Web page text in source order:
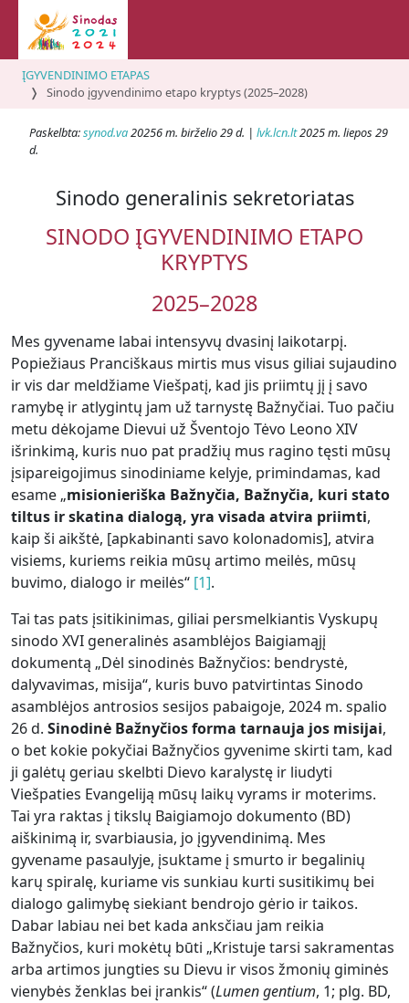
ĮGYVENDINIMO ETAPAS
Sinodo įgyvendinimo etapo kryptys (2025–2028)
Paskelbta:synod.va20256 m. birželio 29 d. | lvk.lcn.lt2025 m. liepos 29
d.
Sinodo generalinis sekretoriatas
SINODO ĮGYVENDINIMO ETAPO
KRYPTYS
2025–2028
Mes gyvename labai intensyvų dvasinį laikotarpį.
Popiežiaus Pranciškaus mirtis mus visus giliai sujaudino
ir vis dar meldžiame Viešpatį, kad jis priimtų jį į savo
ramybę ir atlygintų jam už tarnystę Bažnyčiai. Tuo pačiu
metu dėkojame Dievui už Šventojo Tėvo Leono XIV
išrinkimą, kuris nuo pat pradžių mus ragino tęsti mūsų
įsipareigojimus sinodiniame kelyje, primindamas, kad
esame „misionieriška Bažnyčia, Bažnyčia, kuri stato
tiltus ir skatina dialogą, yra visada atvira priimti,
kaip ši aikštė, [apkabinanti savo kolonadomis], atvira
visiems, kuriems reikia mūsų artimo meilės, mūsų
buvimo, dialogo ir meilės“ [1].
Tai tas pats įsitikinimas, giliai persmelkiantis Vyskupų
sinodo XVI generalinės asamblėjos Baigiamąjį
dokumentą „Dėl sinodinės Bažnyčios: bendrystė,
dalyvavimas, misija“, kuris buvo patvirtintas Sinodo
asamblėjos antrosios sesijos pabaigoje, 2024 m. spalio
26 d. Sinodinė Bažnyčios forma tarnauja jos misijai,
o bet kokie pokyčiai Bažnyčios gyvenime skirti tam, kad
ji galėtų geriau skelbti Dievo karalystę ir liudyti
Viešpaties Evangeliją mūsų laikų vyrams ir moterims.
Tai yra raktas į tikslų Baigiamojo dokumento (BD)
aiškinimą ir, svarbiausia, jo įgyvendinimą. Mes
gyvename pasaulyje, įsuktame į smurto ir begalinių
karų spiralę, kuriame vis sunkiau kurti susitikimų bei
dialogo galimybę siekiant bendrojo gėrio ir taikos.
Dabar labiau nei bet kada anksčiau jam reikia
Bažnyčios, kuri mokėtų būti „Kristuje tarsi sakramentas
arba artimos jungties su Dievu ir visos žmonių giminės
vienybės ženklas bei įrankis“ (Lumen gentium, 1; plg. BD,